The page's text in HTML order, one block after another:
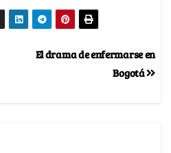
El drama de enfermarse en
Bogotá